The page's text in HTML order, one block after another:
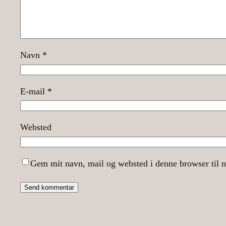
Navn *
E-mail *
Websted
Gem mit navn, mail og websted i denne browser til